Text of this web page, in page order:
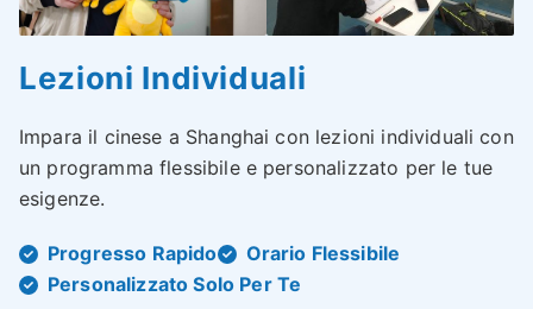
Lezioni Individuali
Impara il cinese a Shanghai con lezioni individuali con
un programma flessibile e personalizzato per le tue
esigenze.
Progresso Rapido
Orario Flessibile
Personalizzato Solo Per Te